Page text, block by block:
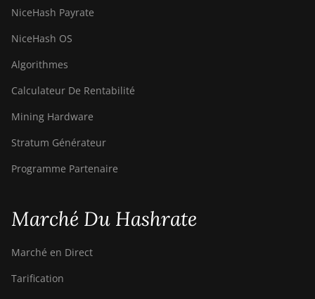
NiceHash Payrate
NiceHash OS
Algorithmes
Calculateur De Rentabilité
Mining Hardware
Stratum Générateur
Programme Partenaire
Marché Du Hashrate
Marché en Direct
Tarification